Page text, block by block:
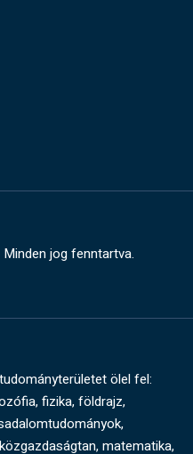
jog fenntartva.
ölel fel:
fizika, földrajz,
matematika,